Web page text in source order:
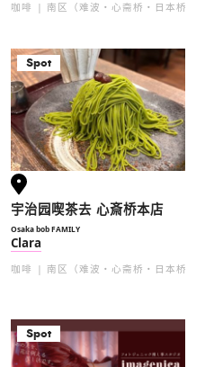
咖啡 南区（难波・心斋桥・日本桥）
Spot
宇治园喫茶去 心斎桥本店
Osaka bob FAMILY
Clara
咖啡 南区（难波・心斋桥・日本桥）
Spot